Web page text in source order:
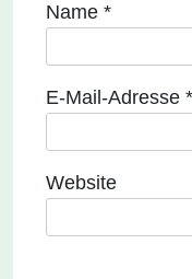
Name *
E-Mail-Adresse *
Website